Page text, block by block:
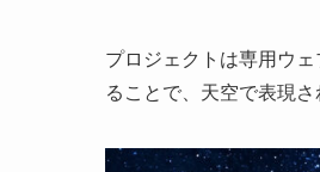
プロジェクトは専用ウ
ることで、天空で表現